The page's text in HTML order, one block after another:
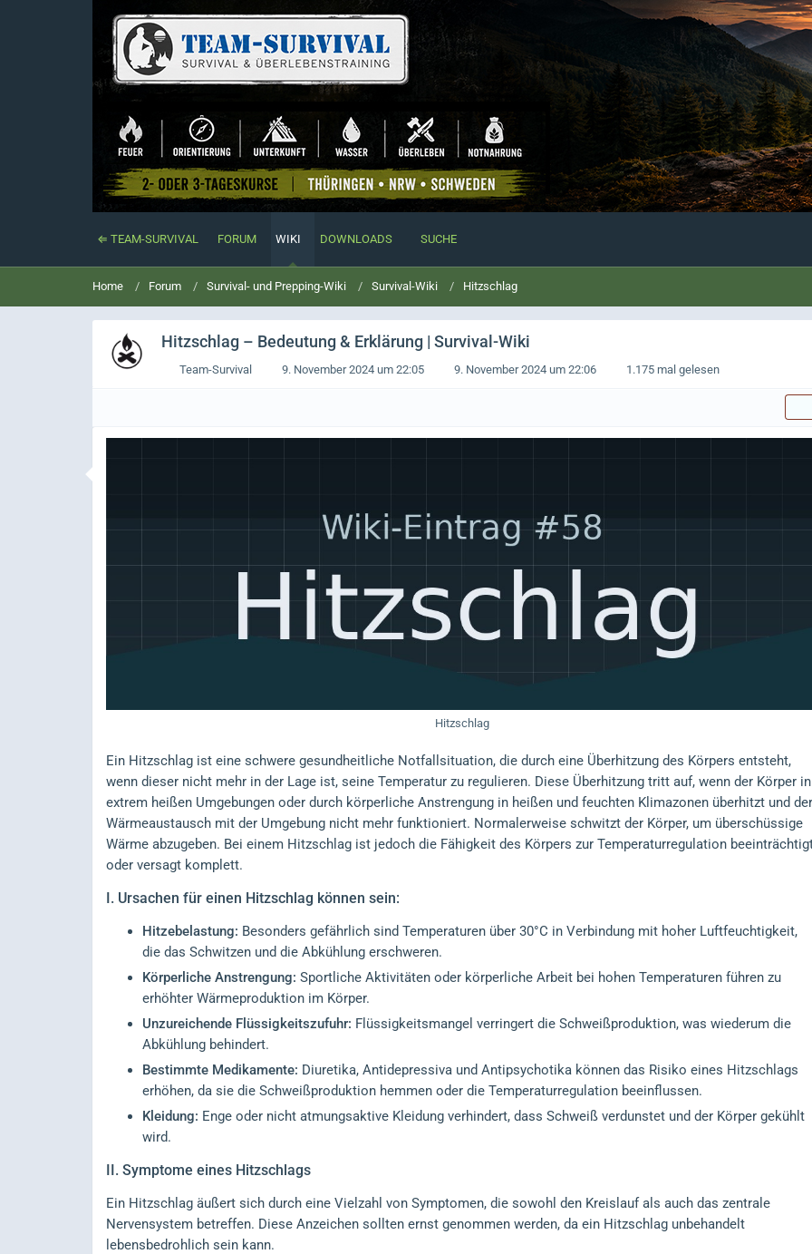
⇐ TEAM-SURVIVAL FORUM WIKI DOWNLOADS SUCHE
Home Forum Survival- und Prepping-Wiki Survival-Wiki Hitzschlag
Hitzschlag – Bedeutung & Erklärung | Survival-Wiki
Team-Survival 9. November 2024 um 22:05 9. November 2024 um 22:06 1.175 mal gelesen
Hitzschlag
Ein Hitzschlag ist eine schwere gesundheitliche Notfallsituation, die durch eine Überhitzung des Körpers entsteht,
wenn dieser nicht mehr in der Lage ist, seine Temperatur zu regulieren. Diese Überhitzung tritt auf, wenn der Körper in
extrem heißen Umgebungen oder durch körperliche Anstrengung in heißen und feuchten Klimazonen überhitzt und der
Wärmeaustausch mit der Umgebung nicht mehr funktioniert. Normalerweise schwitzt der Körper, um überschüssige
Wärme abzugeben. Bei einem Hitzschlag ist jedoch die Fähigkeit des Körpers zur Temperaturregulation
oder versagt komplett.
I. Ursachen für einen Hitzschlag können sein:
Hitzebelastung: Besonders gefährlich sind Temperaturen über 30°C in Verbindung mit hoher Luftfeuchtigkeit,
die das Schwitzen und die Abkühlung erschweren.
Körperliche Anstrengung: Sportliche Aktivitäten oder körperliche Arbeit bei hohen Temperaturen führen zu
erhöhter Wärmeproduktion im Körper.
Unzureichende Flüssigkeitszufuhr: Flüssigkeitsmangel verringert die Schweißproduktion, was wiederum die
Abkühlung behindert.
Bestimmte Medikamente: Diuretika, Antidepressiva und Antipsychotika können das Risiko eines Hitzschlags
erhöhen, da sie die Schweißproduktion hemmen oder die Temperaturregulation beeinflussen.
Kleidung: Enge oder nicht atmungsaktive Kleidung verhindert, dass Schweiß verdunstet und der Körper gekühlt
wird.
II. Symptome eines Hitzschlags
Ein Hitzschlag äußert sich durch eine Vielzahl von Symptomen, die sowohl den Kreislauf als auch das zentrale
Nervensystem betreffen. Diese Anzeichen sollten ernst genommen werden, da ein Hitzschlag unbehandelt
lebensbedrohlich sein kann.